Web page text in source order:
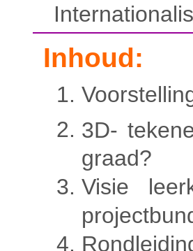
Inhoud:
3D-
graad?
Visie